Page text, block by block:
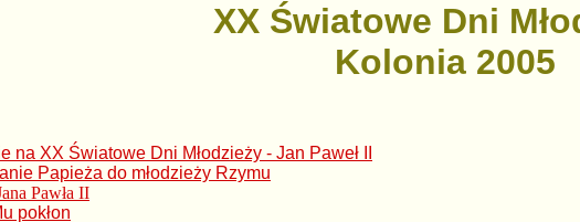
XX Światowe Dni
Kolonia 2005
na XX Światowe Dni Młodzieży - Jan Paweł II
Papieża do młodzieży Rzymu
Pawła II
pokłon